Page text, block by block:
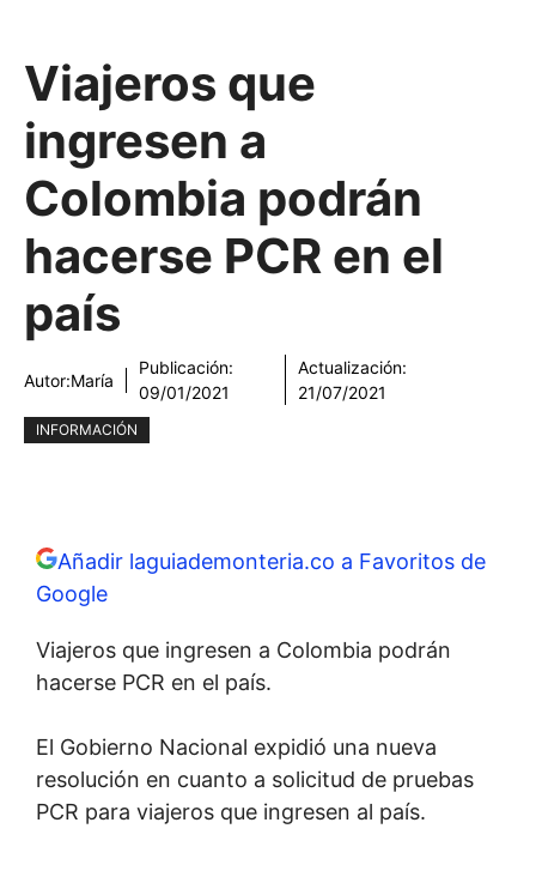
Viajeros que
ingresen a
Colombia podrán
hacerse PCR en el
país
Autor:María
Publicación:
09/01/2021
Actualización:
21/07/2021
INFORMACIÓN
Añadir laguiademonteria.co a Favoritos de
Google
Viajeros que ingresen a Colombia podrán
hacerse PCR en el país.
El Gobierno Nacional expidió una nueva
resolución en cuanto a solicitud de pruebas
PCR para viajeros que ingresen al país.